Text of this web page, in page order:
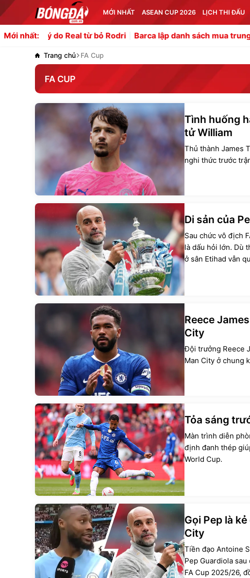
MỚI NHẤT ASEAN CUP 2026 LỊCH THI ĐẤU
Mới nhất:
do Real từ bỏ Rodri Barca lập danh sách mua trung phong thay
Trang chủ FA Cup
FA CUP
Tình huống
tử William
Thủ thành James
nghi thức trước
Di sản của
Sau chức vô địch
là dấu hỏi lớn. Dù
ở sân Etihad vẫn
Reece
City
Đội trưởng Reece
Man City ở chung
Tỏa sáng
Màn trình diễn
định đanh thép
World Cup.
Gọi Pep là
City
Tiền đạo Antoine
Pep Guardiola
FA Cup 2025/26,